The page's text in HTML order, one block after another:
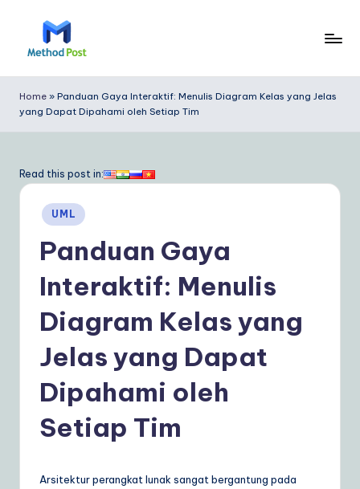
e
t
o
In
Home » Panduan Gaya Interaktif: Menulis Diagram Kelas yang Jelas
yang Dapat Dipahami oleh Setiap Tim
Read this post in:
Posted
in
UML
Panduan Gaya
Interaktif: Menulis
Diagram Kelas yang
Jelas yang Dapat
Dipahami oleh
Setiap Tim
Arsitektur perangkat lunak sangat bergantung pada